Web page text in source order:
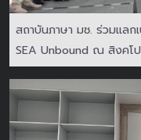
สถาบันภาษา มช. ร่วมแลก
SEA Unbound ณ สิงคโ